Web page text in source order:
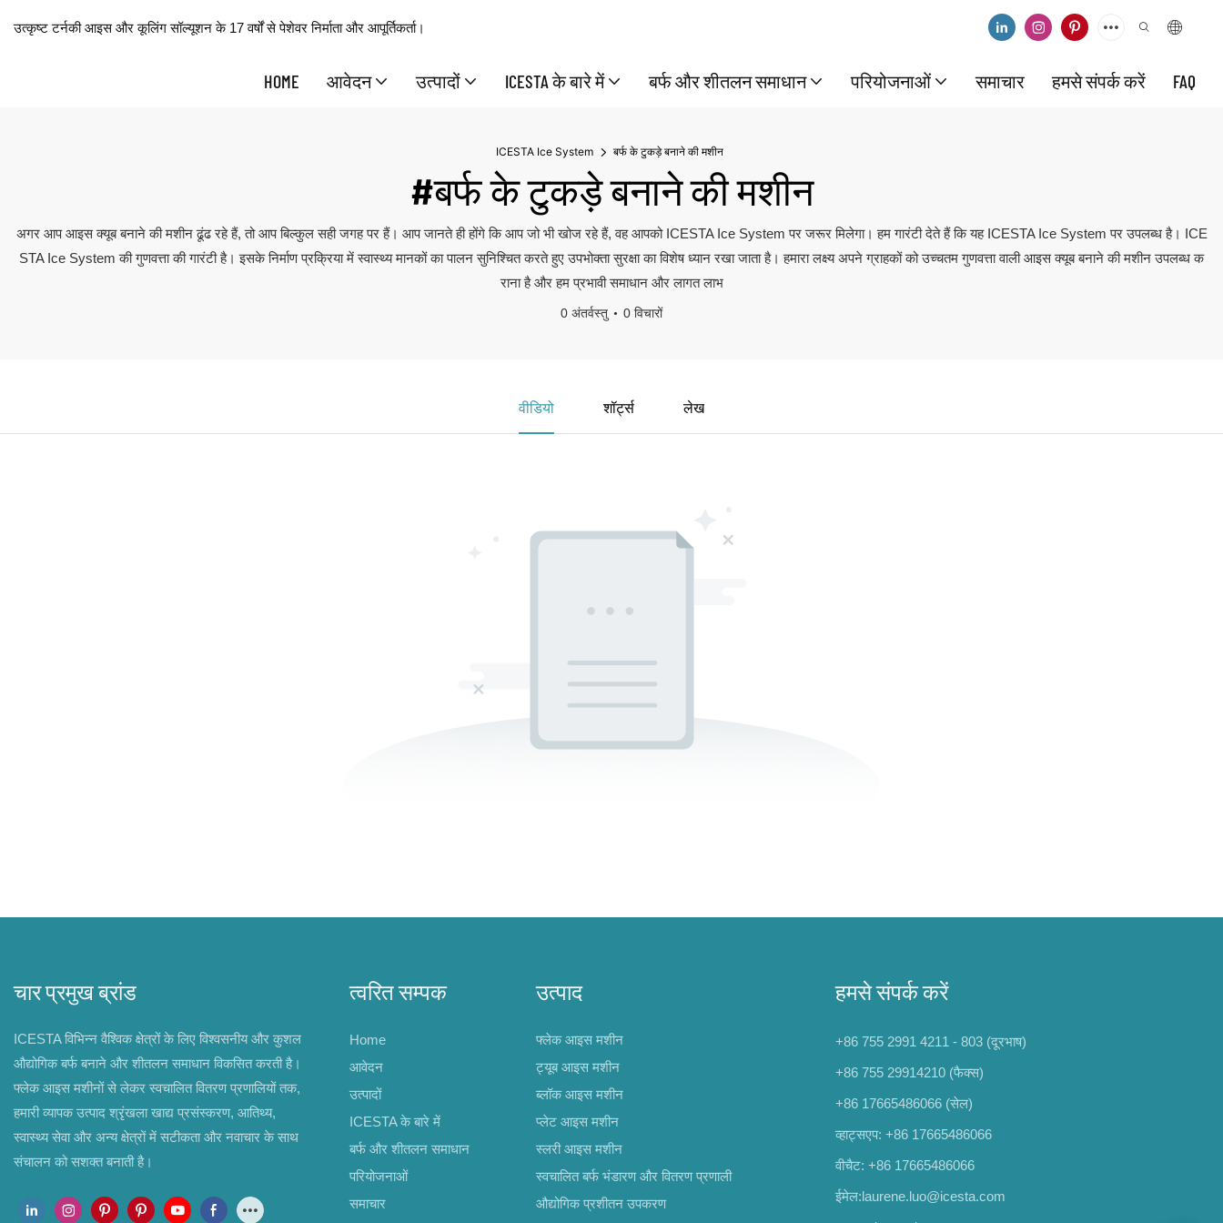
उत्कृष्ट टर्नकी आइस और कूलिंग सॉल्यूशन के 17 वर्षों से पेशेवर निर्माता और आपूर्तिकर्ता।
HOME आवेदन उत्पादों ICESTA के बारे में बर्फ और शीतलन समाधान परियोजनाओं समाचार हमसे संपर्क करें FAQ
ICESTA Ice System बर्फ के टुकड़े बनाने की मशीन
#बर्फ के टुकड़े बनाने की मशीन
अगर आप आइस क्यूब बनाने की मशीन ढूंढ रहे हैं, तो आप बिल्कुल सही जगह पर हैं। आप जानते ही होंगे कि आप जो भी खोज रहे हैं, वह आपको ICESTA Ice System पर जरूर मिलेगा। हम गारंटी देते हैं कि यह ICESTA Ice System पर उपलब्ध है। ICE
STA Ice System की गुणवत्ता की गारंटी है। इसके निर्माण प्रक्रिया में स्वास्थ्य मानकों का पालन सुनिश्चित करते हुए उपभोक्ता सुरक्षा का विशेष ध्यान रखा जाता है। हमारा लक्ष्य अपने ग्राहकों को उच्चतम गुणवत्ता वाली आइस क्यूब बनाने की मशीन उपलब्ध क
राना है और हम प्रभावी समाधान और लागत लाभ
0 अंतर्वस्तु 0 विचारों
वीडियो शॉर्ट्स लेख
चार प्रमुख ब्रांड
ICESTA विभिन्न वैश्विक क्षेत्रों के लिए विश्वसनीय और कुशल
औद्योगिक बर्फ बनाने और शीतलन समाधान विकसित करती है।
फ्लेक आइस मशीनों से लेकर स्वचालित वितरण प्रणालियों तक,
हमारी व्यापक उत्पाद श्रृंखला खाद्य प्रसंस्करण, आतिथ्य,
स्वास्थ्य सेवा और अन्य क्षेत्रों में सटीकता और नवाचार के साथ
संचालन को सशक्त बनाती है।
त्वरित सम्पक
Home
आवेदन
उत्पादों
ICESTA के बारे में
बर्फ और शीतलन समाधान
परियोजनाओं
समाचार
उत्पाद
फ्लेक आइस मशीन
ट्यूब आइस मशीन
ब्लॉक आइस मशीन
प्लेट आइस मशीन
स्लरी आइस मशीन
स्वचालित बर्फ भंडारण और वितरण प्रणाली
औद्योगिक प्रशीतन उपकरण
हमसे संपर्क करें
+86 755 2991 4211 - 803 (दूरभाष)
+86 755 29914210 (फैक्स)
+86 17665486066 (सेल)
व्हाट्सएप: +86 17665486066
वीचैट: +86 17665486066
ईमेल:laurene.luo@icesta.com